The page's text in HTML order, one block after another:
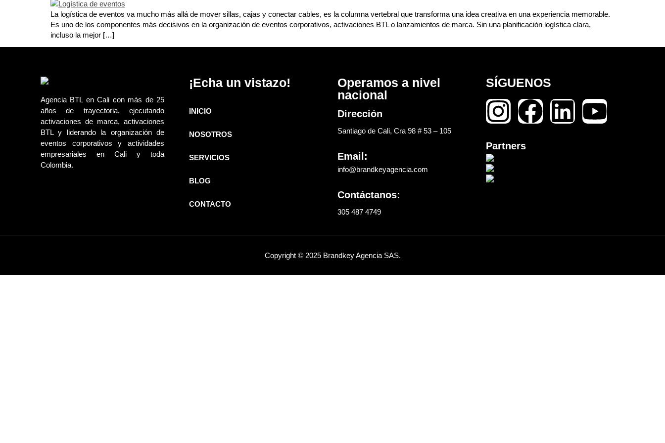
La logística de eventos va mucho más allá de mover sillas, cajas y conectar cables, es la columna vertebral que transforma una idea creativa en una experiencia memorable.
Es uno de los componentes más decisivos en la organización de eventos corporativos, activaciones BTL o lanzamientos de marca. Sin una planificación logística clara,
incluso la mejor […]
Agencia BTL en Cali con más de 25
años de trayectoria, ejecutando
activaciones de marca, activaciones
BTL y liderando la organización de
eventos corporativos y actividades
empresariales en Cali y toda
Colombia.
¡Echa un vistazo!
INICIO
NOSOTROS
SERVICIOS
BLOG
CONTACTO
Operamos a nivel
nacional
Dirección
Santiago de Cali, Cra 98 # 53 – 105
Email:
info@brandkeyagencia.com
Contáctanos:
305 487 4749
SÍGUENOS
Partners
Copyright © 2025 Brandkey Agencia SAS.